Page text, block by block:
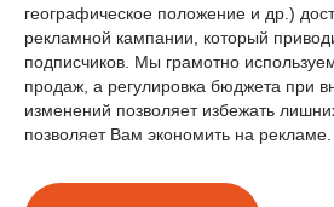
географическое положение и др.)
рекламной кампании, который
подписчиков. Мы грамотно
продаж, а регулировка бюджета при
изменений позволяет избежать
позволяет Вам экономить на рекламе.